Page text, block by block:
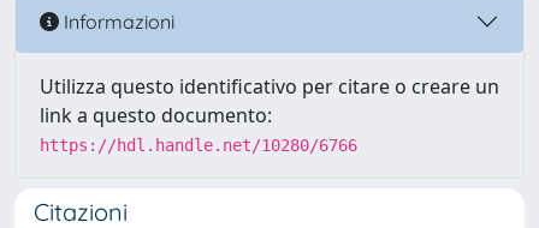
Informazioni
Utilizza questo identificativo per citare o creare un
link a questo documento:
https://hdl.handle.net/10280/6766
Citazioni